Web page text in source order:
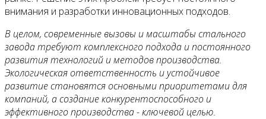
внимания и разработки инновационных подходов.
В целом, современные вызовы и масштабы стального
завода требуют комплексного подхода и постоянного
развития технологий и методов производства.
Экологическая ответственность и устойчивое
развитие становятся основными приоритетами для
компаний, а создание конкурентоспособного и
эффективного производства - ключевой целью.